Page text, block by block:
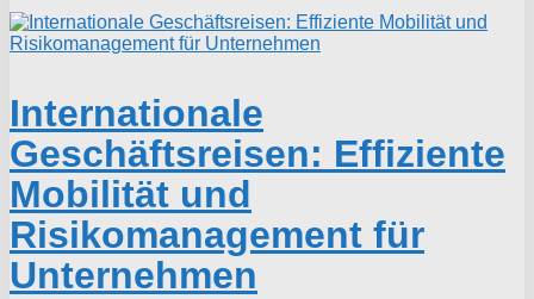
Internationale
Geschäftsreisen: Effiziente
Mobilität und
Risikomanagement für
Unternehmen